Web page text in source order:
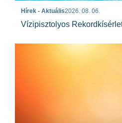
Hírek - Aktuális2026. 08. 06.
Vízipisztolyos